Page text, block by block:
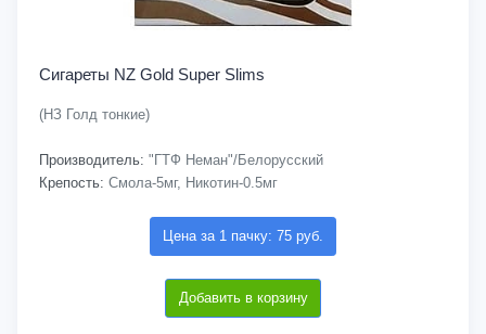
Сигареты NZ Gold Super Slims
(НЗ Голд тонкие)
Производитель: "ГТФ Неман"/Белорусский
Крепость: Смола-5мг, Никотин-0.5мг
Цена за 1 пачку: 75 руб.
Добавить в корзину